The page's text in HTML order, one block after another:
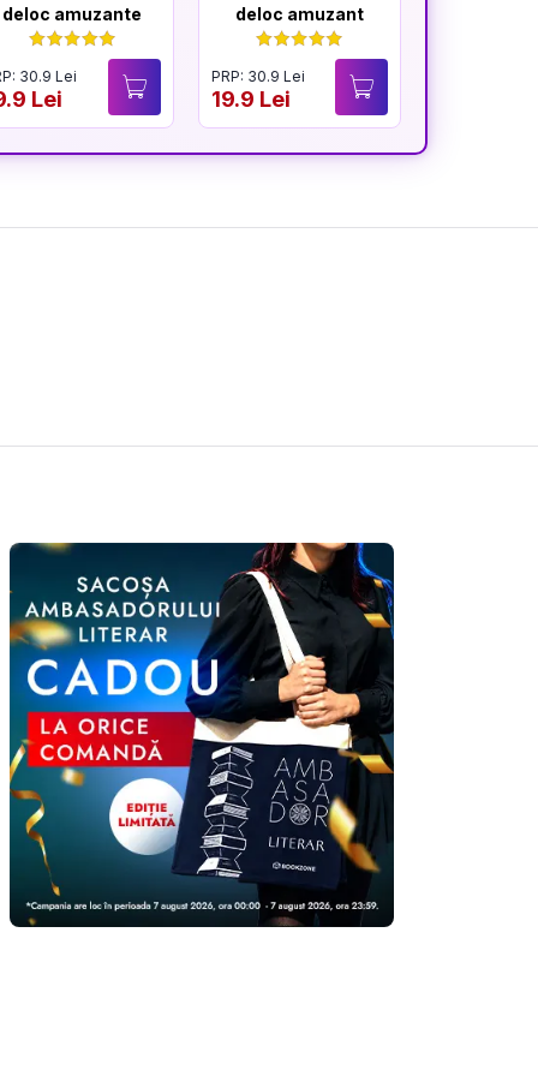
deloc amuzante
30.9 Lei
Lei
deloc amuzant
PRP: 30.9 Lei
19.9 Lei